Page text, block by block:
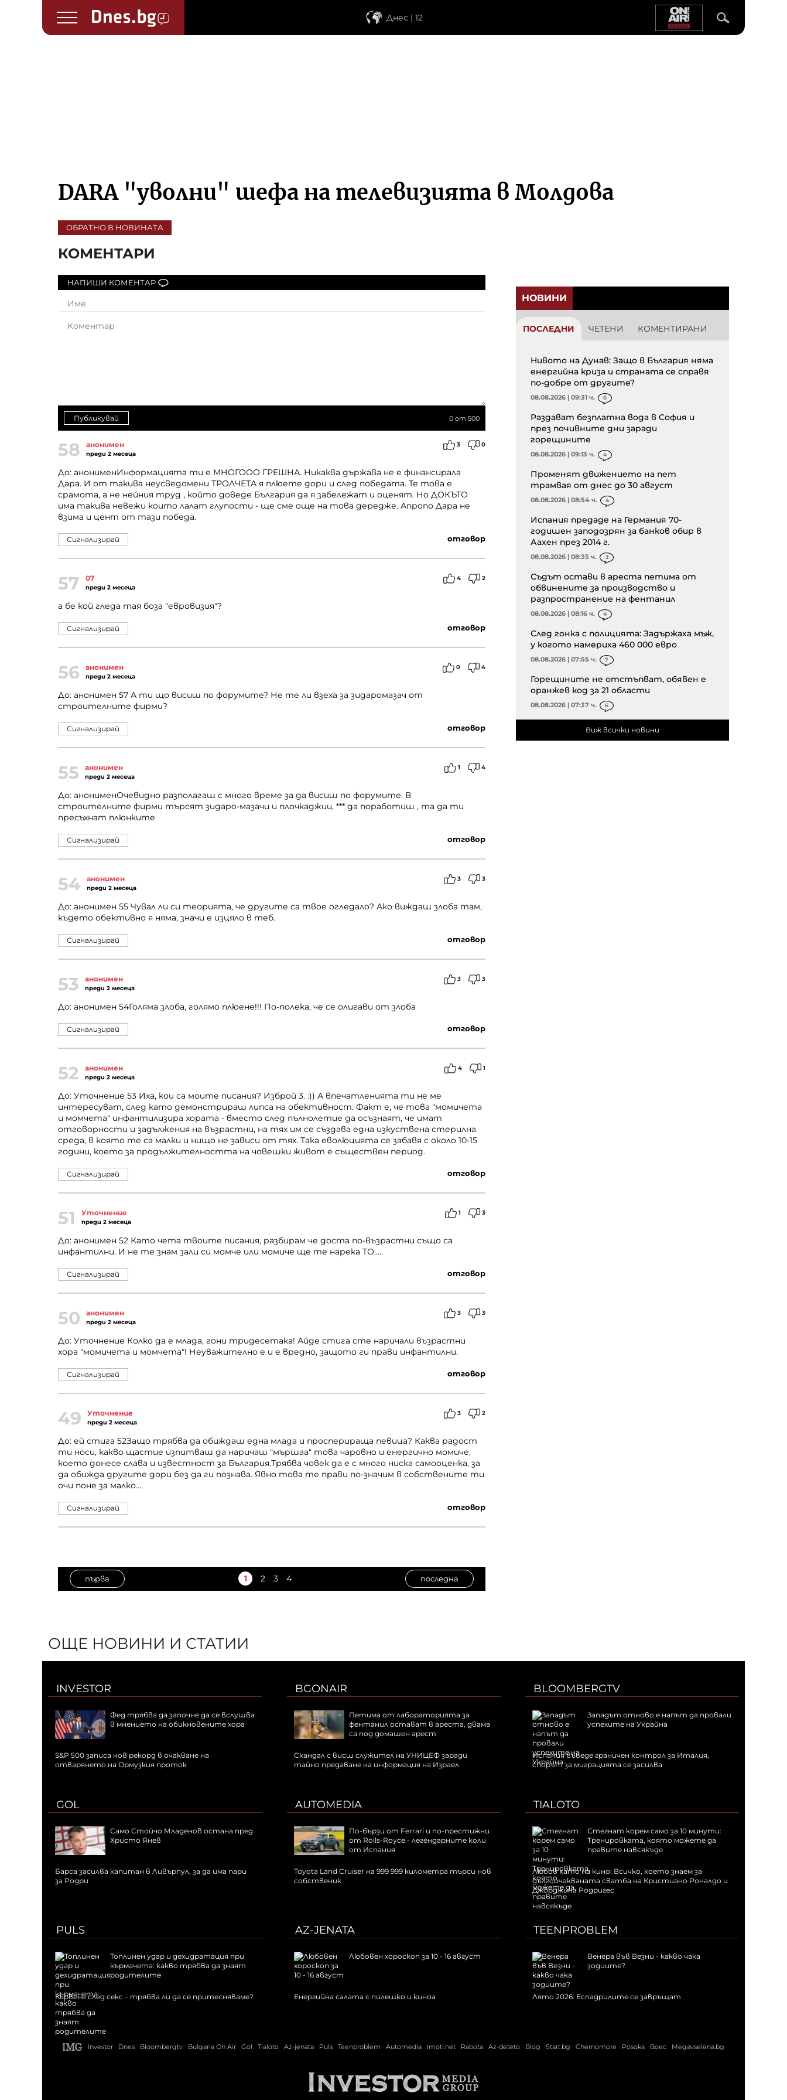
Днес | 12
DARA "уволни" шефа на телевизията в Молдова
ОБРАТНО В НОВИНАТА
КОМЕНТАРИ
НАПИШИ КОМЕНТАР
0 от 500
Публикувай
58 анонимен
преди 2 месеца
3 0
До: анонименИнформацията ти е МНОГООО ГРЕШНА. Никаква държава не е финансирала
Дара. И от такива неусведомени ТРОЛЧЕТА я плюете дори и след победата. Те това е
срамота, а не нейния труд , който доведе България да я забележат и оценят. Но ДОКЪТО
има такива невежи които лалат глупости - ще сме още на това дередже. Апропо Дара не
взима и цент от тази победа.
отговор
Сигнализирай
57 07
преди 2 месеца
4 2
а бе кой гледа тая боза "евровизия"?
отговор
Сигнализирай
56 анонимен
преди 2 месеца
0 4
До: анонимен 57 А ти що висиш по форумите? Не те ли взеха за зидаромазач от
строителните фирми?
отговор
Сигнализирай
55 анонимен
преди 2 месеца
1 4
До: анонименОчевидно разполагаш с много време за да висиш по форумите. В
строителните фирми търсят зидаро-мазачи и плочкаджии, *** да поработиш , та да ти
пресъхнат плюнките
отговор
Сигнализирай
54 анонимен
преди 2 месеца
3 3
До: анонимен 55 Чувал ли си теорията, че другите са твое огледало? Ако виждаш злоба там,
където обективно я няма, значи е изцяло в теб.
отговор
Сигнализирай
53 анонимен
преди 2 месеца
3 3
До: анонимен 54Голяма злоба, голямо плюене!!! По-полека, че се олигави от злоба
отговор
Сигнализирай
52 анонимен
преди 2 месеца
4 1
До: Уточнение 53 Иха, кои са моите писания? Изброй 3. :)) А впечатленията ти не ме
интересуват, след като демонстрираш липса на обективност. Факт е, че това "момичета
и момчета" инфантилизира хората - вместо след пълнолетие да осъзнаят, че имат
отговорности и задължения на възрастни, на тях им се създава една изкуствена стерилна
среда, в която те са малки и нищо не зависи от тях. Така еволюцията се забавя с около 10-15
години, което за продължителността на човешки живот е съществен период.
отговор
Сигнализирай
51 Уточнение
преди 2 месеца
1 3
До: анонимен 52 Като чета твоите писания, разбирам че доста по-възрастни също са
инфантилни. И не те знам зали си момче или момиче ще те нарека ТО.....
отговор
Сигнализирай
50 анонимен
преди 2 месеца
3 3
До: Уточнение Колко да е млада, гони тридесетака! Айде стига сте наричали възрастни
хора "момичета и момчета"! Неуважително е и е вредно, защото ги прави инфантилни.
отговор
Сигнализирай
49 Уточнение
преди 2 месеца
3 2
До: ей стига 52Защо трябва да обиждаш една млада и просперираща певица? Каква радост
ти носи, какво щастие изпитваш да наричаш "мършаа" това чаровно и енергично момиче,
което донесе слава и известност за България.Трябва човек да е с много ниска самооценка, за
да обижда другите дори без да ги познава. Явно това те прави по-значим в собствените ти
очи поне за малко....
отговор
Сигнализирай
първа 1 2 3 4 последна
НОВИНИ
ПОСЛЕДНИ ЧЕТЕНИ КОМЕНТИРАНИ
Нивото на Дунав: Защо в България няма
енергийна криза и страната се справя
по-добре от другите?
08.08.2026 | 09:31 ч. 0
Раздават безплатна вода в София и
през почивните дни заради
горещините
08.08.2026 | 09:13 ч. 4
Променят движението на пет
трамвая от днес до 30 август
08.08.2026 | 08:54 ч. 4
Испания предаде на Германия 70-
годишен заподозрян за банков обир в
Аахен през 2014 г.
08.08.2026 | 08:35 ч. 3
Съдът остави в ареста петима от
обвинените за производство и
разпространение на фентанил
08.08.2026 | 08:16 ч. 4
След гонка с полицията: Задържаха мъж,
у когото намериха 460 000 евро
08.08.2026 | 07:55 ч. 7
Горещините не отстъпват, обявен е
оранжев код за 21 области
08.08.2026 | 07:37 ч. 6
Виж всички новини
ОЩЕ НОВИНИ И СТАТИИ
INVESTOR
Фед трябва да започне да се вслушва
в мнението на обикновените хора
S&P 500 записа нов рекорд в очакване на
отварянето на Ормузкия проток
BGONAIR
Петима от лабораторията за
фентанил остават в ареста, двама
са под домашен арест
Скандал с висш служител на УНИЦЕФ заради
тайно предаване на информация на Израел
BLOOMBERGTV
Западът отново е напът да провали
успехите на Украйна
Испания въведе граничен контрол за Италия,
спорът за миграцията се засилва
GOL
Само Стойчо Младенов остана пред
Христо Янев
Барса засилва капитан в Ливърпул, за да има пари
за Родри
AUTOMEDIA
По-бързи от Ferrari и по-престижни
от Rolls-Royce - легендарните коли
от Испания
Toyota Land Cruiser на 999 999 километра търси нов
собственик
TIALOTO
Стегнат корем само за 10 минути:
Тренировката, която можете да
правите навсякъде
Любов като на кино: Всичко, което знаем за
дългоочакваната сватба на Кристиано Роналдо и
Джорджина Родригес
PULS
Топлинен удар и дехидратация при
кърмачета: какво трябва да знаят
родителите
Кървене след секс – трябва ли да се притесняваме?
AZ-JENATA
Любовен хороскоп за 10 - 16 август
Енергийна салата с пилешко и киноа
TEENPROBLEM
Венера във Везни - какво чака
зодиите?
Лято 2026: Еспадрилите се завръщат
Investor Dnes Bloombergtv Bulgaria On Air Gol Tialoto Az-jenata Puls Teenproblem Automedia Imoti.net Rabota Az-deteto Blog Start.bg Chernomore Posoka Boec Megavselena.bg